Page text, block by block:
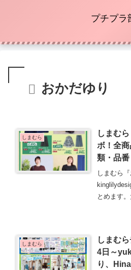
プチプラ
おかだゆり
しまむら
しまむ
ボ！全
類・品
とめ！
イズ！
り新発
しまむら
とめます
ファッシ
しまむら
しまむ
4日～
り、